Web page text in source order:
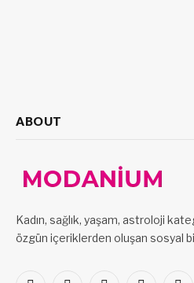
ABOUT
Kadın, sağlık, yaşam, astroloji
özgün içeriklerden oluşan sosyal